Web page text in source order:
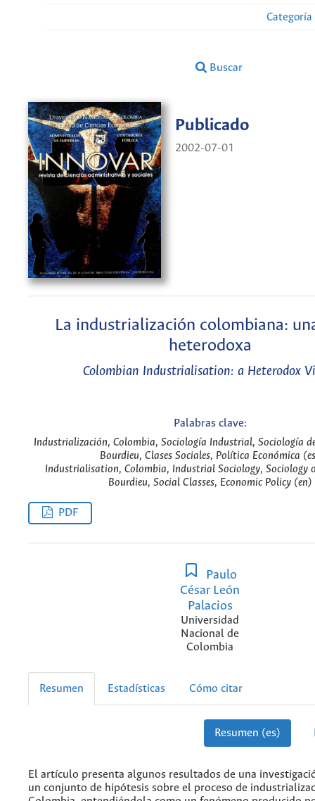
Buscar
Publicado
2002-07-01
La industrialización colombiana:
heterodoxa
Colombian Industrialisation: a Heterodox
Palabras clave:
Industrialización, Colombia, Sociología Industrial, Sociología
Bourdieu, Clases Sociales, Política Económica
Industrialisation, Colombia, Industrial Sociology, Sociology
Bourdieu, Social Classes, Economic Policy (en)
PDF
Paulo
César León
Palacios
Universidad
Nacional de
Colombia
Resumen Estadísticas Cómo citar
Resumen (es)
El artículo presenta algunos resultados de una
un conjunto de hipótesis sobre el proceso de